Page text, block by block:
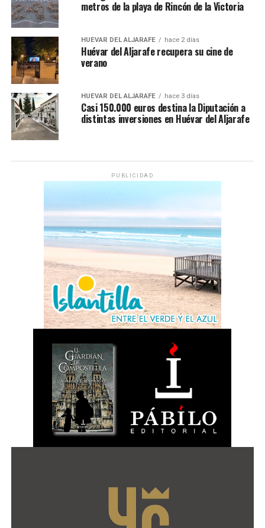
metros de la playa de Rincón de la Victoria
HUÉVAR DEL ALJARAFE hace 2 días
Huévar del Aljarafe recupera su cine de
verano
HUÉVAR DEL ALJARAFE hace 3 días
Casi 150.000 euros destina la Diputación a
distintas inversiones en Huévar del Aljarafe
PUBLICIDAD